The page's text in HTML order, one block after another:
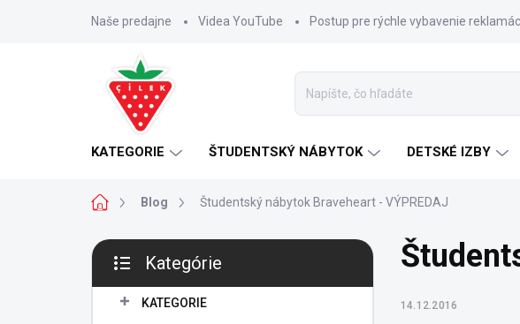
Naše predajne Videa YouTube Postup pre rýchle vybavenie
KATEGORIE ŠTUDENTSKÝ NÁBYTOK DETSKÉ IZBY
DomovBlog Študentský nábytok Braveheart - VÝPREDAJ
B
č
kategórie
Kategórie
KATEGORIE 14.12.2016